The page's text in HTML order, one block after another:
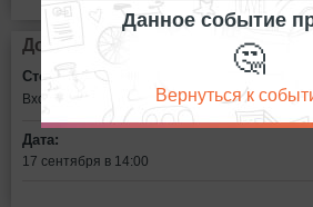
Дополнительная информация
Стоимость билетов:
Вход свободный
Дата:
17 сентября в 14:00
Данное событие
🤔
Вернуться к